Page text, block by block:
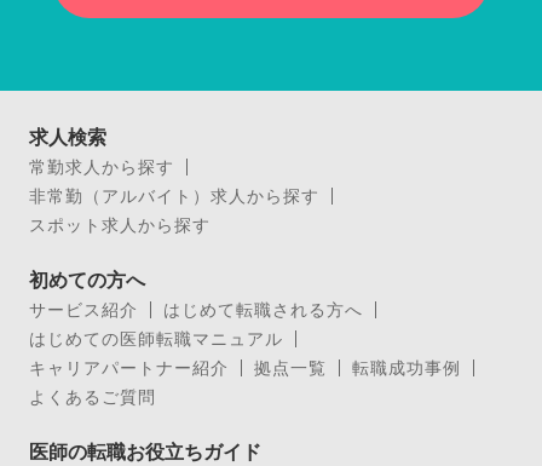
求人検索
常勤求人から探す
非常勤（アルバイト）求人から探す
スポット求人から探す
初めての方へ
サービス紹介
はじめて転職される方へ
はじめての医師転職マニュアル
キャリアパートナー紹介
拠点一覧
転職成功事例
よくあるご質問
医師の転職お役立ちガイド